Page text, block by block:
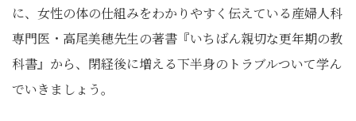
に、女性の体の仕組みをわかりやすく伝えている産婦人科
専門医・高尾美穂先生の著書『いちばん親切な更年期の教
科書』から、閉経後に増える下半身のトラブルついて学ん
でいきましょう。